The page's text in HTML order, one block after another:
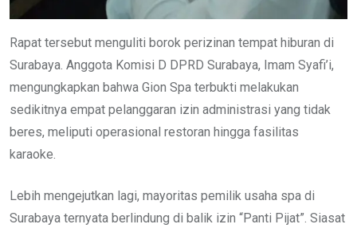
Rapat tersebut menguliti borok perizinan tempat hiburan di
Surabaya. Anggota Komisi D DPRD Surabaya, Imam Syafi’i,
mengungkapkan bahwa Gion Spa terbukti melakukan
sedikitnya empat pelanggaran izin administrasi yang tidak
beres, meliputi operasional restoran hingga fasilitas
karaoke.
Lebih mengejutkan lagi, mayoritas pemilik usaha spa di
Surabaya ternyata berlindung di balik izin “Panti Pijat”. Siasat